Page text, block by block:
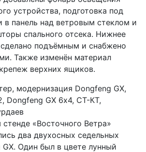
устройства, подготовка под
в панель над ветровым стеклом и
спального отсека. Нижнее
подъёмным и снабжено
Также изменён материал
верхних ящиков.
«Восточного Ветра»
два двухосных седельных
GX. Один был в цвете лунный